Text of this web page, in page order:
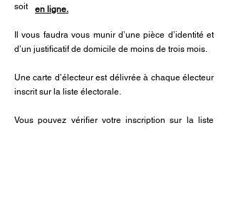
soit
Il vous faudra vous munir d’une pièce d’identité et
d’un justificatif de domicile de moins de trois mois.
Une carte d’électeur est délivrée à chaque électeur
inscrit sur la liste électorale.
Vous pouvez vérifier votre inscription sur la liste
en ligne.